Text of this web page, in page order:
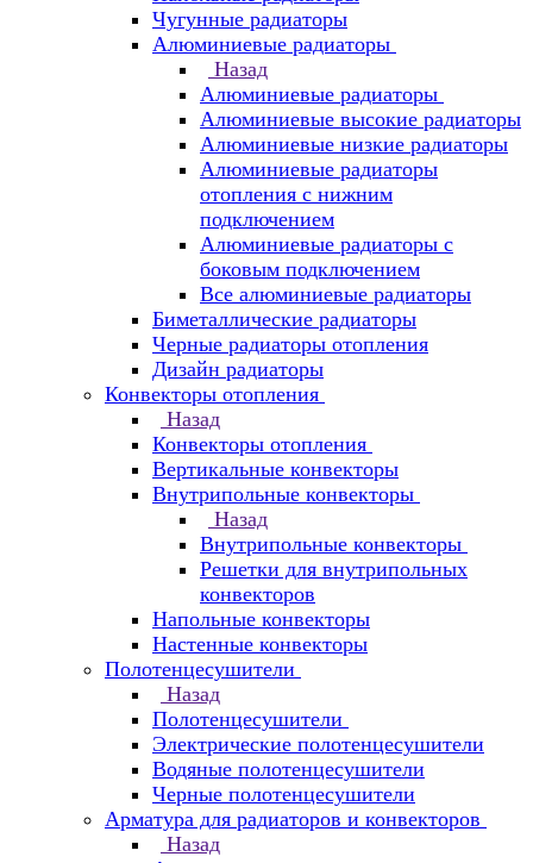
Чугунные радиаторы
Алюминиевые радиаторы
Назад
Алюминиевые радиаторы
Алюминиевые высокие радиаторы
Алюминиевые низкие радиаторы
Алюминиевые радиаторы
отопления с нижним
подключением
Алюминиевые радиаторы с
боковым подключением
Все алюминиевые радиаторы
Биметаллические радиаторы
Черные радиаторы отопления
Дизайн радиаторы
Конвекторы отопления
Назад
Конвекторы отопления
Вертикальные конвекторы
Внутрипольные конвекторы
Назад
Внутрипольные конвекторы
Решетки для внутрипольных
конвекторов
Напольные конвекторы
Настенные конвекторы
Полотенцесушители
Назад
Полотенцесушители
Электрические полотенцесушители
Водяные полотенцесушители
Черные полотенцесушители
Арматура для радиаторов и конвекторов
Назад